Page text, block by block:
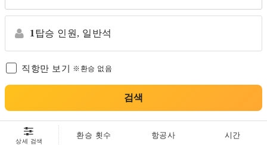
1 탑승 인원, 일반석
직항만 보기 ※환승 없음
검색
상세 검색
환승 횟수 항공사 시간